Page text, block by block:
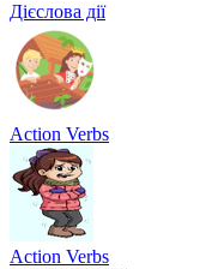
Дієслова дії
Action Verbs
Action Verbs